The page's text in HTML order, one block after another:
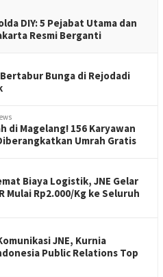
DIY: 5 Pejabat Utama dan
Resmi Berganti
Bunga di Rejodadi
di Magelang! 156 Karyawan
Umrah Gratis
Biaya Logistik, JNE Gelar
Mulai Rp2.000/Kg ke Seluruh
JNE, Kurnia
Public Relations Top